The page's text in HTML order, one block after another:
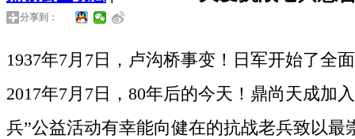
分享到：
1937年7月7日，卢沟桥事变！日军开始了全
2017年7月7日，80年后的今天！鼎尚天成加
兵”公益活动有幸能向健在的抗战老兵致以最